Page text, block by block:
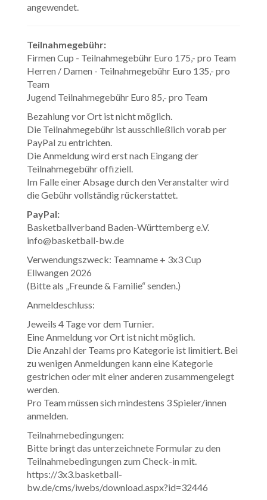
angewendet.
Teilnahmegebühr:
Firmen Cup - Teilnahmegebühr Euro 175,- pro Team
Herren / Damen - Teilnahmegebühr Euro 135,- pro
Team
Jugend Teilnahmegebühr Euro 85,- pro Team
Bezahlung vor Ort ist nicht möglich.
Die Teilnahmegebühr ist ausschließlich vorab per
PayPal zu entrichten.
Die Anmeldung wird erst nach Eingang der
Teilnahmegebühr offiziell.
Im Falle einer Absage durch den Veranstalter wird
die Gebühr vollständig rückerstattet.
PayPal:
Basketballverband Baden-Württemberg e.V.
info@basketball-bw.de
Verwendungszweck: Teamname + 3x3 Cup
Ellwangen 2026
(Bitte als „Freunde & Familie“ senden.)
Anmeldeschluss:
Jeweils 4 Tage vor dem Turnier.
Eine Anmeldung vor Ort ist nicht möglich.
Die Anzahl der Teams pro Kategorie ist limitiert. Bei
zu wenigen Anmeldungen kann eine Kategorie
gestrichen oder mit einer anderen zusammengelegt
werden.
Pro Team müssen sich mindestens 3 Spieler/innen
anmelden.
Teilnahmebedingungen:
Bitte bringt das unterzeichnete Formular zu den
Teilnahmebedingungen zum Check-in mit.
https://3x3.basketball-
bw.de/cms/iwebs/download.aspx?id=32446